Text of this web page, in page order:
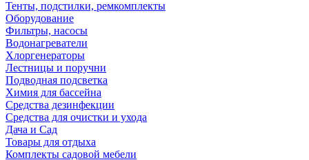
Тенты, подстилки, ремкомплекты
Оборудование
Фильтры, насосы
Водонагреватели
Хлоргенераторы
Лестницы и поручни
Подводная подсветка
Химия для бассейна
Средства дезинфекции
Средства для очистки и ухода
Дача и Сад
Товары для отдыха
Комплекты садовой мебели